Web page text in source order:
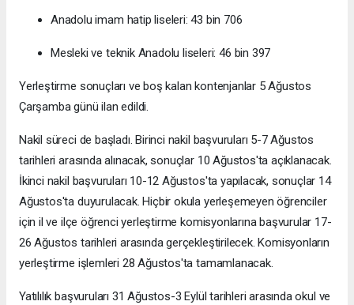
Anadolu imam hatip liseleri: 43 bin 706
Mesleki ve teknik Anadolu liseleri: 46 bin 397
Yerleştirme sonuçları ve boş kalan kontenjanlar 5 Ağustos
Çarşamba günü ilan edildi.
Nakil süreci de başladı. Birinci nakil başvuruları 5-7 Ağustos
tarihleri arasında alınacak, sonuçlar 10 Ağustos'ta açıklanacak.
İkinci nakil başvuruları 10-12 Ağustos'ta yapılacak, sonuçlar 14
Ağustos'ta duyurulacak. Hiçbir okula yerleşemeyen öğrenciler
için il ve ilçe öğrenci yerleştirme komisyonlarına başvurular 17-
26 Ağustos tarihleri arasında gerçekleştirilecek. Komisyonların
yerleştirme işlemleri 28 Ağustos'ta tamamlanacak.
Yatılılık başvuruları 31 Ağustos-3 Eylül tarihleri arasında okul ve